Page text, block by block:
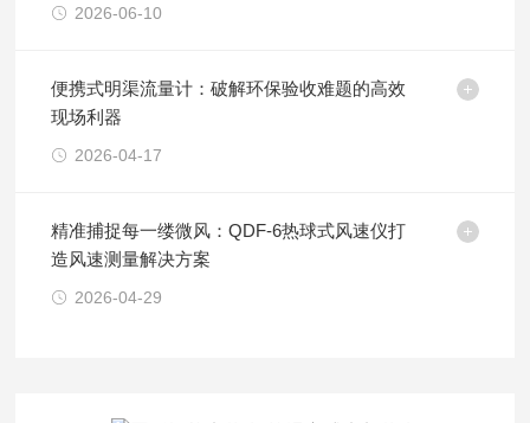
2026-06-10
便携式明渠流量计：破解环保验收难题的高效
现场利器
2026-04-17
精准捕捉每一缕微风：QDF-6热球式风速仪打
造风速测量解决方案
2026-04-29